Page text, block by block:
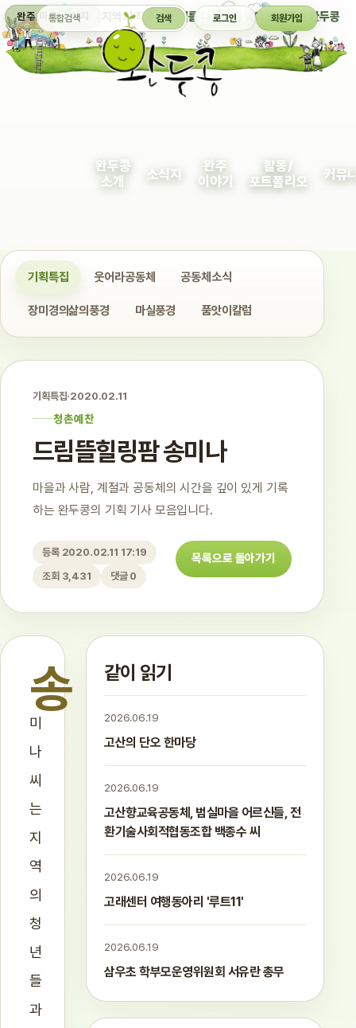
완주 마을 소식지 지역의 작은 이야기를 다정하게 엮어 보여주는 완두콩
통합검색 검색 로그인 회원가입
완두콩
소개
소식지
완주
이야기
활동/
포트폴리오
커뮤
기획특집 웃어라공동체 공동체소식
장미경의삶의풍경 마실풍경 품앗이칼럼
기획특집·2020.02.11
청촌예찬
드림뜰힐링팜 송미나
마을과 사람, 계절과 공동체의 시간을 깊이 있게 기록
하는 완두콩의 기획 기사 모음입니다.
등록 2020.02.11 17:19
조회 3,431
댓글 0
목록으로 돌아가기
송
미
나
씨
는
지
역
의
청
년
들
과
같이 읽기
2026.06.19
고산의 단오 한마당
2026.06.19
고산향교육공동체, 범실마을 어르신들, 전
환기술사회적협동조합 백종수 씨
2026.06.19
고래센터 여행동아리 '루트11'
2026.06.19
삼우초 학부모운영위원회 서유란 총무